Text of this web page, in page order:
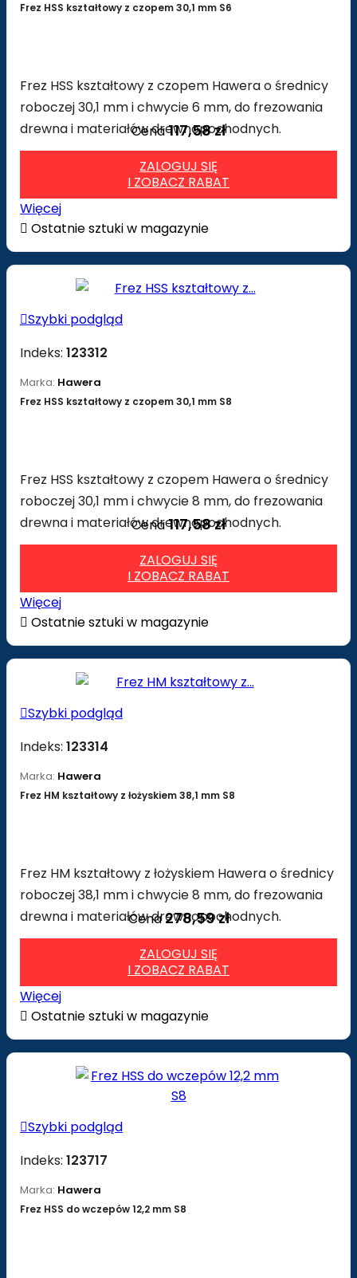
Frez HSS kształtowy z czopem 30,1 mm S6
Frez HSS kształtowy z czopem Hawera o średnicy
roboczej 30,1 mm i chwycie 6 mm, do frezowania
drewna i materiałów drewnopochodnych.
Cena117,58 zł
ZALOGUJ SIĘ
I ZOBACZ RABAT
Więcej
 Ostatnie sztuki w magazynie
Szybki podgląd
Indeks: 123312
Marka: Hawera
Frez HSS kształtowy z czopem 30,1 mm S8
Frez HSS kształtowy z czopem Hawera o średnicy
roboczej 30,1 mm i chwycie 8 mm, do frezowania
drewna i materiałów drewnopochodnych.
Cena117,58 zł
ZALOGUJ SIĘ
I ZOBACZ RABAT
Więcej
 Ostatnie sztuki w magazynie
Szybki podgląd
Indeks: 123314
Marka: Hawera
Frez HM kształtowy z łożyskiem 38,1 mm S8
Frez HM kształtowy z łożyskiem Hawera o średnicy
roboczej 38,1 mm i chwycie 8 mm, do frezowania
drewna i materiałów drewnopochodnych.
Cena278,59 zł
ZALOGUJ SIĘ
I ZOBACZ RABAT
Więcej
 Ostatnie sztuki w magazynie
Szybki podgląd
Indeks: 123717
Marka: Hawera
Frez HSS do wczepów 12,2 mm S8